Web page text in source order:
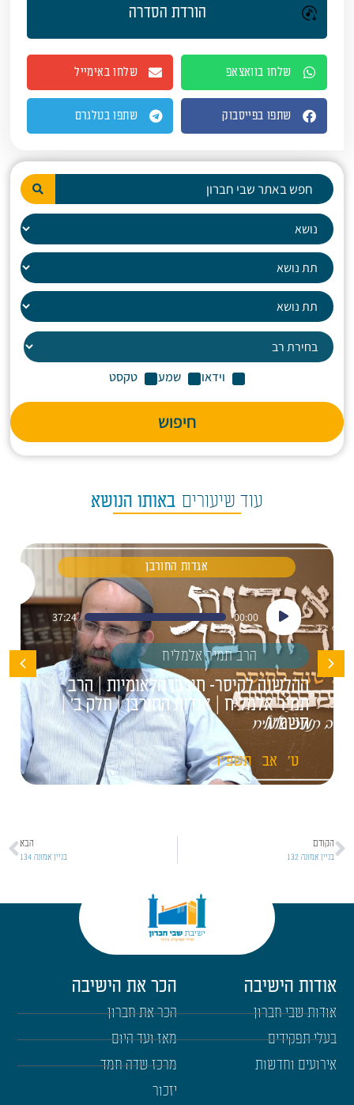
הורדת הסדרה
שלחו בוואצאפ שלחו באימייל
שתפו בפייסבוק שתפו בטלגרם
וידאו שמע טקסט
חיפוש
עוד שיעורים באותו הנושא
אגדות החורבן
נגן
אודיו
00:00
37:24
הרב תמיר אלמליח
ההלשנה לקיסר- חורבן הלאומיות | הרב
תמיר אלמליח | אגדות החורבן | חלק ב' |
תשפ"ו
ט' אב תשפ"ו
הקודם
בניין אמונה 132
הבא
בניין אמונה 134
אודות הישיבה
אודות שבי חברון
בעלי תפקידים
אירועים וחדשות
הכר את הישיבה
הכר את חברון
מאז ועד היום
מרכז שדה חמד
יזכור